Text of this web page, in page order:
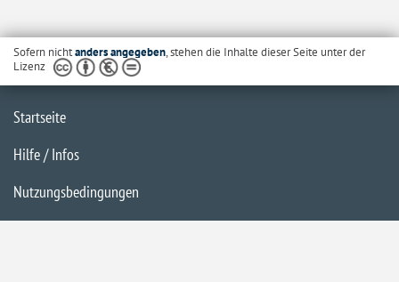
Sofern nichtanders angegeben, stehen die Inhalte dieser Seite unter der
Lizenz
Startseite
Hilfe / Infos
Nutzungsbedingungen